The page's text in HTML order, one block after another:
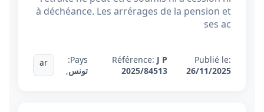
à déchéance. Les arrérages de la pension et
ses ac
Publié le:
26/11/2025
Référence: J P
2025/84513
Pays:
تونس,
ar